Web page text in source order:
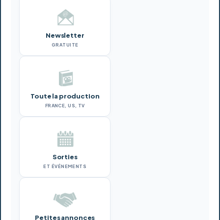
Newsletter
GRATUITE
Toute la production
FRANCE, US, TV
Sorties
ET ÉVÉNEMENTS
Petites annonces